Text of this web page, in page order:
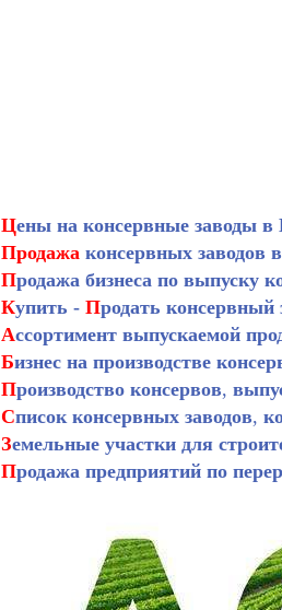
Цены на консервные заводы в
Продажа консервных заводов
Продажа бизнеса по выпуску
Купить - Продать консервный
Ассортимент выпускаемой
Бизнес на производстве
Производство консервов,
Список консервных заводов,
Земельные участки для
Продажа предприятий по